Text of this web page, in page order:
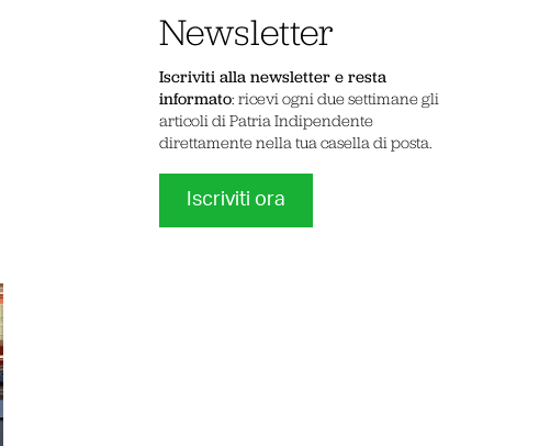
Newsletter
Iscriviti alla newsletter e resta
informato: ricevi ogni due settimane gli
articoli di Patria Indipendente
direttamente nella tua casella di posta.
Iscriviti ora